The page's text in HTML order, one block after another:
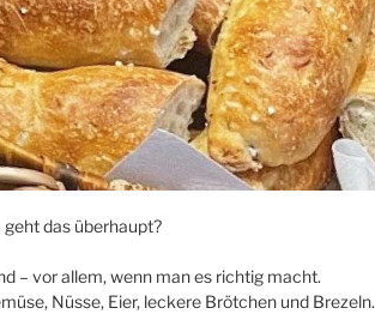
das überhaupt?
– vor allem, wenn man es richtig macht.
Nüsse, Eier, leckere Brötchen und Brezeln.